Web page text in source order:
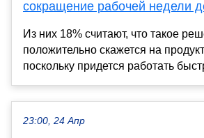
сокращение рабочей недели
Из них 18% считают, что такое
положительно скажется на
поскольку придется работать
23:00, 24 Апр